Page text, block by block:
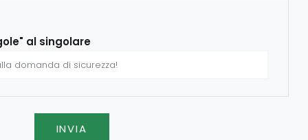
al singolare
INVIA